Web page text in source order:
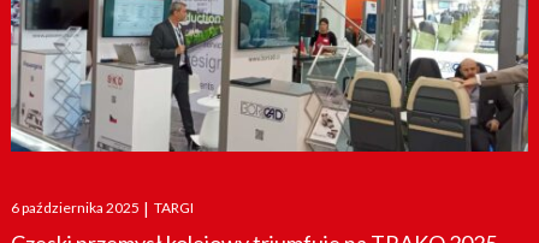
Posted
on
6 października 2025 | TARGI